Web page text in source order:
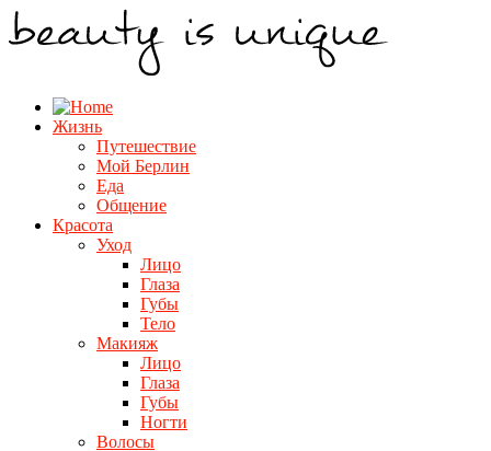
Жизнь
Путешествие
Мой Берлин
Еда
Общение
Красота
Уход
Лицо
Глаза
Губы
Тело
Макияж
Лицо
Глаза
Губы
Ногти
Волосы